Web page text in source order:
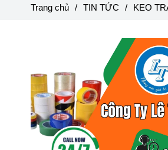
Trang chủ / TIN TỨC / KEO